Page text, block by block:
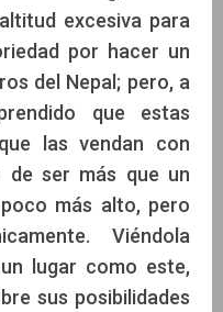
excesiva para
por hacer un
del Nepal; pero, a
que estas
las vendan con
de ser más que un
más alto, pero
Viéndola
lugar como este,
sus posibilidades